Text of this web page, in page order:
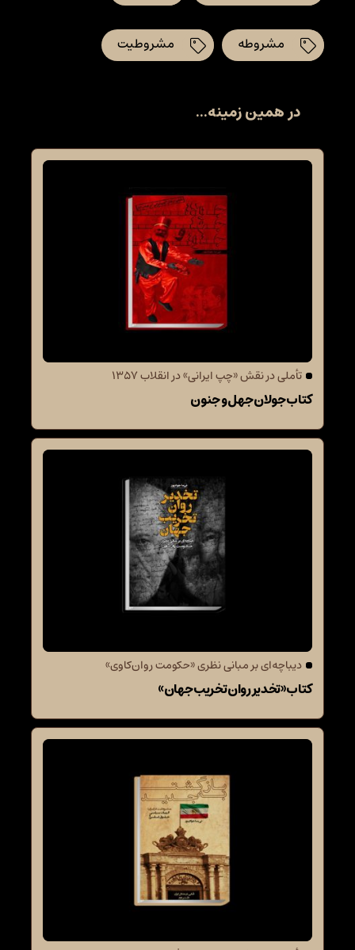
مشروطه مشروطیت
در همین زمینه...
تأملی در نقش «چپ ایرانی» در انقلاب 1357
کتاب جولان جهل و جنون
دیباچه‌ای بر مبانی نظری «حکومت روان‌کاوی»
کتاب «تخدیر روان تخریب جهان»